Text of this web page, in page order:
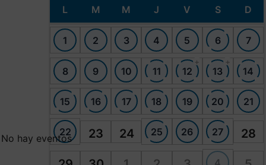
L M M J V S D
1 2 3 4 5 6 7
8 9 10 11 12
+
13
+
14
15 16 17 18 19 20 21
22 23 24 25 26 27 28
4
No hay eventos